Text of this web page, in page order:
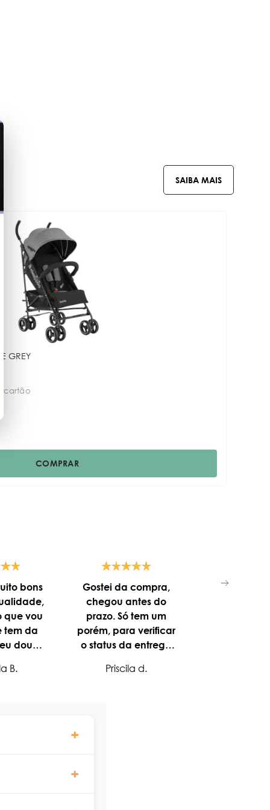
SAIBA MAIS
GREY
cartão
COMPRAR
bons
que vou
tem da
dou
B.
Gostei da compra,
chegou antes do
prazo. Só tem um
porém, para verificar
o status da entrega
solicitando. Mas fui
Priscila d.
Tudo
de
da